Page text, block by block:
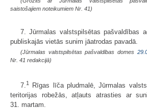
saistošajiem noteikumiem Nr. 41)
7. Jūrmalas valstspilsētas pašvaldības
publiskajās vietās sunim jāatrodas pavadā.
(Jūrmalas valstspilsētas pašvaldības domes
Nr. 41 redakcijā)
7. 1
Rīgas līča pludmalē, Jūrmalas
teritorijas robežās, atļauts atrasties ar
31. martam.